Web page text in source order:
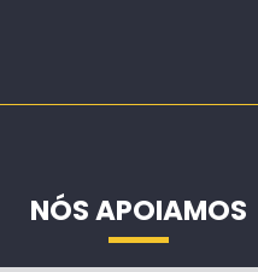
NÓS APOIAMOS